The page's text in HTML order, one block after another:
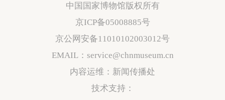
中国国家博物馆版权所有
京ICP备05008885号
京公网安备11010102003012号
EMAIL：service@chnmuseum.cn
内容运维：新闻传播处
技术支持：